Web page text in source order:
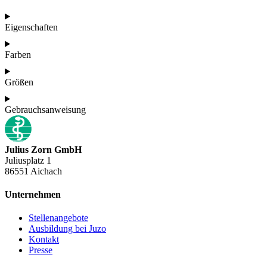
Eigenschaften
Farben
Größen
Gebrauchsanweisung
Julius Zorn GmbH
Juliusplatz 1
86551 Aichach
Unternehmen
Stellenangebote
Ausbildung bei Juzo
Kontakt
Presse